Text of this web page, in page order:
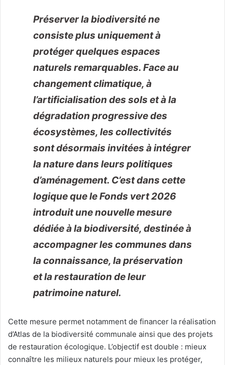
Préserver la biodiversité ne
consiste plus uniquement à
protéger quelques espaces
naturels remarquables. Face au
changement climatique, à
l’artificialisation des sols et à la
dégradation progressive des
écosystèmes, les collectivités
sont désormais invitées à intégrer
la nature dans leurs politiques
d’aménagement. C’est dans cette
logique que le Fonds vert 2026
introduit une nouvelle mesure
dédiée à la biodiversité, destinée à
accompagner les communes dans
la connaissance, la préservation
et la restauration de leur
patrimoine naturel.
Cette mesure permet notamment de financer la réalisation
d’Atlas de la biodiversité communale ainsi que des projets
de restauration écologique. L’objectif est double : mieux
connaître les milieux naturels pour mieux les protéger,